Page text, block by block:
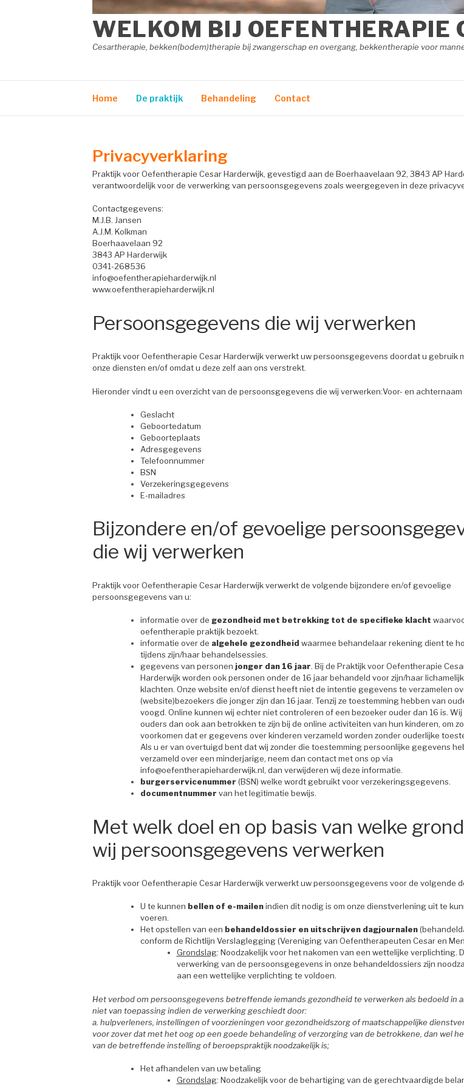
WELKOM BIJ OEFENTHERAPIE
Cesartherapie, bekken(bodem)therapie bij zwangerschap en overgang, bekkentherapie voor
Home De praktijk Behandeling Contact
Privacyverklaring
Praktijk voor Oefentherapie Cesar Harderwijk, gevestigd aan de Boerhaavelaan 92, 3843 AP
verantwoordelijk voor de verwerking van persoonsgegevens zoals weergegeven in deze
Contactgegevens:
M.J.B. Jansen
A.J.M. Kolkman
Boerhaavelaan 92
3843 AP Harderwijk
0341-268536
info@oefentherapieharderwijk.nl
www.oefentherapieharderwijk.nl
Persoonsgegevens die wij verwerken
Praktijk voor Oefentherapie Cesar Harderwijk verwerkt uw persoonsgegevens doordat u gebruik
onze diensten en/of omdat u deze zelf aan ons verstrekt.
Hieronder vindt u een overzicht van de persoonsgegevens die wij verwerken:Voor- en achternaam
Geslacht
Geboortedatum
Geboorteplaats
Adresgegevens
Telefoonnummer
BSN
Verzekeringsgegevens
E-mailadres
Bijzondere en/of gevoelige
die wij verwerken
Praktijk voor Oefentherapie Cesar Harderwijk verwerkt de volgende bijzondere en/of gevoelige
persoonsgegevens van u:
informatie over de gezondheid met betrekking tot de specifieke klacht
oefentherapie praktijk bezoekt.
informatie over de algehele gezondheid waarmee behandelaar rekening dient te
tijdens zijn/haar behandelsessies.
gegevens van personen jonger dan 16 jaar. Bij de Praktijk voor Oefentherapie
Harderwijk worden ook personen onder de 16 jaar behandeld voor zijn/haar
klachten. Onze website en/of dienst heeft niet de intentie gegevens te verzamelen
(website)bezoekers die jonger zijn dan 16 jaar. Tenzij ze toestemming hebben van
voogd. Online kunnen wij echter niet controleren of een bezoeker ouder dan 16 is. Wij
ouders dan ook aan betrokken te zijn bij de online activiteiten van hun kinderen, om
voorkomen dat er gegevens over kinderen verzameld worden zonder ouderlijke
Als u er van overtuigd bent dat wij zonder die toestemming persoonlijke gegevens
verzameld over een minderjarige, neem dan contact met ons op via
info@oefentherapieharderwijk.nl, dan verwijderen wij deze informatie.
burgerservicenummer (BSN) welke wordt gebruikt voor verzekeringsgegevens.
documentnummer van het legitimatie bewijs.
Met welk doel en op basis van welke
wij persoonsgegevens verwerken
Praktijk voor Oefentherapie Cesar Harderwijk verwerkt uw persoonsgegevens voor de volgende
U te kunnen bellen of e-mailenindien dit nodig is om onze dienstverlening uit te
voeren.
Het opstellen van een behandeldossier en uitschrijven dagjournalen
conform de Richtlijn Verslaglegging (Vereniging van Oefentherapeuten Cesar en
Grondslag: Noodzakelijk voor het nakomen van een wettelijke verplichting.
verwerking van de persoonsgegevens in onze behandeldossiers zijn
aan een wettelijke verplichting te voldoen.
Het verbod om persoonsgegevens betreffende iemands gezondheid te verwerken als bedoeld in
niet van toepassing indien de verwerking geschiedt door:
a. hulpverleners, instellingen of voorzieningen voor gezondheidszorg of maatschappelijke
voor zover dat met het oog op een goede behandeling of verzorging van de betrokkene, dan wel
van de betreffende instelling of beroepspraktijk noodzakelijk is;
Het afhandelen van uw betaling
Grondslag: Noodzakelijk voor de behartiging van de gerechtvaardigde